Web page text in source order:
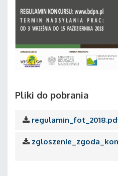
Pliki do pobrania